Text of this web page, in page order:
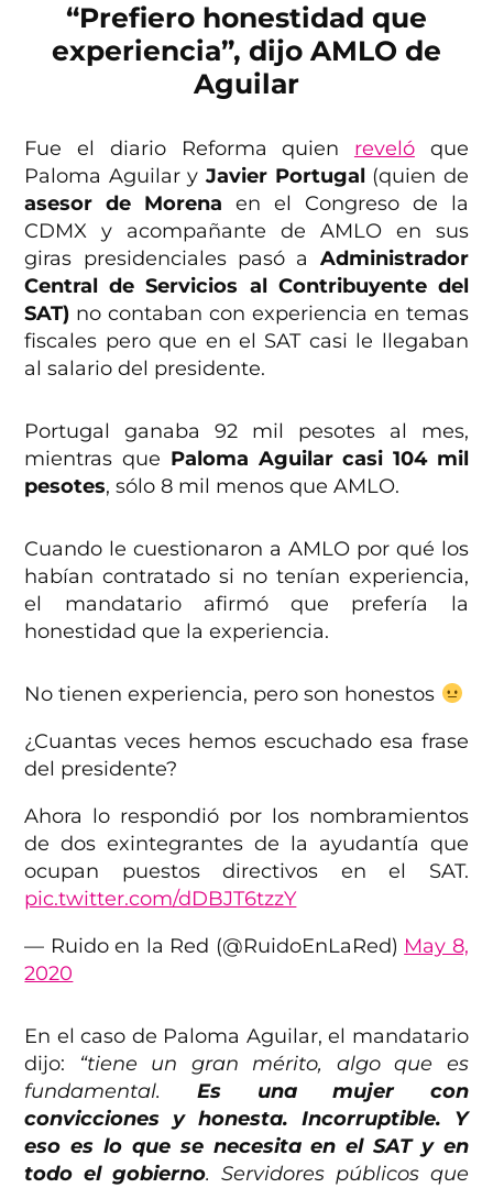
“Prefiero honestidad que
experiencia”, dijo AMLO de
Aguilar
Fue el diario Reforma quien revelóque
Paloma Aguilar y Javier Portugal (quien de
asesor de Morena en el Congreso de la
CDMX y acompañante de AMLO en sus
giras presidenciales pasó a Administrador
Central de Servicios al Contribuyente del
SAT) no contaban con experiencia en temas
fiscales pero que en el SAT casi le llegaban
al salario del presidente.
Portugal ganaba 92 mil pesotes al mes,
mientras que Paloma Aguilar casi 104 mil
pesotes, sólo 8 mil menos que AMLO.
Cuando le cuestionaron a AMLO por qué los
habían contratado si no tenían experiencia,
el mandatario afirmó que prefería la
honestidad que la experiencia.
No tienen experiencia, pero son honestos
¿Cuantas veces hemos escuchado esa frase
del presidente?
Ahora lo respondió por los nombramientos
de dos exintegrantes de la ayudantía que
ocupan puestos directivos en el SAT.
pic.twitter.com/dDBJT6tzzY
— Ruido en la Red (@RuidoEnLaRed) May 8,
2020
En el caso de Paloma Aguilar, el mandatario
dijo: “tiene un gran mérito, algo que es
fundamental. Es una mujer con
convicciones y honesta. Incorruptible. Y
eso es lo que se necesita en el SAT y en
todo el gobierno. Servidores públicos que